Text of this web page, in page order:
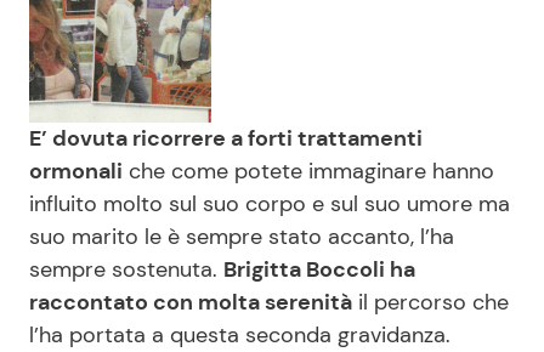
E’ dovuta ricorrere a forti trattamenti
ormonali che come potete immaginare hanno
influito molto sul suo corpo e sul suo umore ma
suo marito le è sempre stato accanto, l’ha
sempre sostenuta. Brigitta Boccoli ha
raccontato con molta serenità il percorso che
l’ha portata a questa seconda gravidanza.